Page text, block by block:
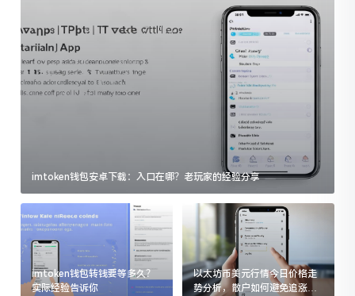
imtoken钱包安卓下载：入口在哪？老玩家的经验分享
imtoken钱包转钱要等多久？
实际经验告诉你
以太坊币美元行情今日价格走
势分析，散户如何避免追涨杀